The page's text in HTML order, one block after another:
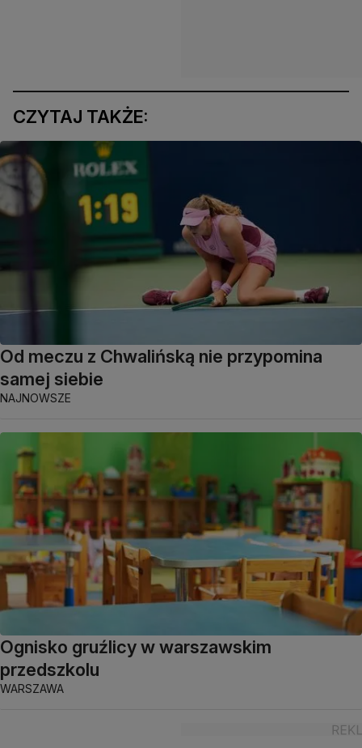
CZYTAJ TAKŻE:
Od meczu z Chwalińską nie przypomina
samej siebie
NAJNOWSZE
Ognisko gruźlicy w warszawskim
przedszkolu
WARSZAWA